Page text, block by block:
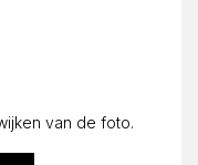
van de foto.